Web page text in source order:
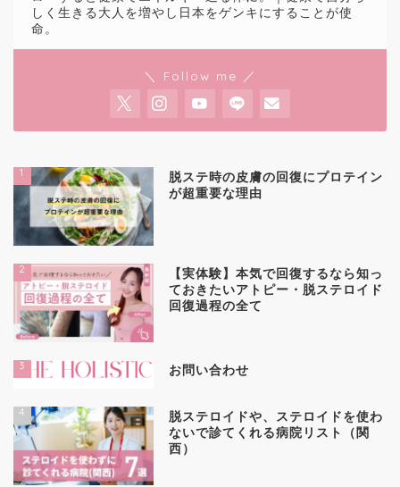
しく生きる大人を増やし日本をゲンキにすることが使
命。
＼ Follow me ／
1
脱ステ時の皮膚の回復にプロテイン
が超重要な理由
2
【実体験】本気で回復するなら知っ
ておきたいアトピー・脱ステロイド
回復過程の全て
3 お問い合わせ
4
脱ステロイドや、ステロイドを使わ
ないで診てくれる病院リスト（関
西）